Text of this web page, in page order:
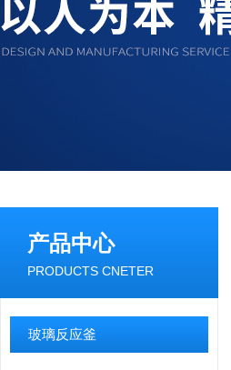
产品中心
PRODUCTS CNETER
玻璃反应釜